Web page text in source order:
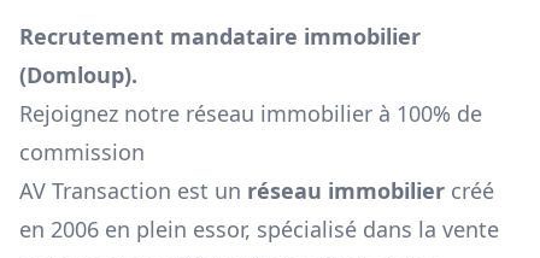
Recrutement mandataire immobilier
(Domloup).
Rejoignez notre réseau immobilier à 100% de
commission
AV Transaction est un réseau immobilier créé
en 2006 en plein essor, spécialisé dans la vente